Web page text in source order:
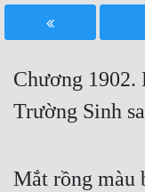
Truyện Convert
Chương 1902.
Trường Sinh
Mắt rồng màu